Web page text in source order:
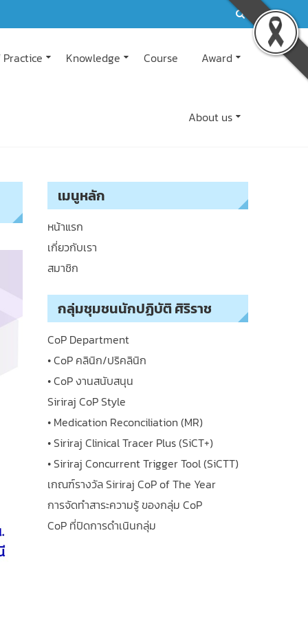
Knowledge Course Award
About us
เมนูหลัก
หน้าแรก
เกี่ยวกับเรา
สมาชิก
กลุ่มชุมชนนักปฏิบัติ ศิริราช
CoP Department
• CoP คลินิก/ปริคลินิก
• CoP งานสนับสนุน
Siriraj CoP Style
• Medication Reconciliation (MR)
• Siriraj Clinical Tracer Plus (SiCT+)
• Siriraj Concurrent Trigger Tool (SiCTT)
เกณฑ์รางวัล Siriraj CoP of The Year
การจัดทำสาระความรู้ ของกลุ่ม CoP
CoP ที่ปิดการดำเนินกลุ่ม